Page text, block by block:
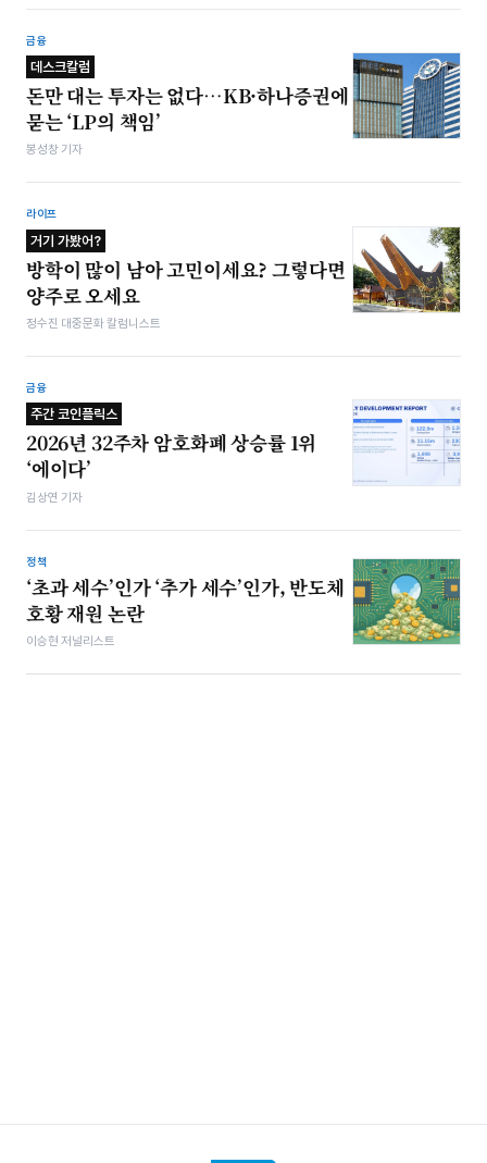
금융
데스크칼럼
돈만 대는 투자는 없다…KB·하나증권에
묻는 ‘LP의 책임’
봉성창 기자
라이프
거기 가봤어?
방학이 많이 남아 고민이세요? 그렇다면
양주로 오세요
정수진 대중문화 칼럼니스트
금융
주간 코인플릭스
2026년 32주차 암호화폐 상승률 1위
‘에이다’
김상연 기자
정책
‘초과 세수’인가 ‘추가 세수’인가, 반도체
호황 재원 논란
이승현 저널리스트